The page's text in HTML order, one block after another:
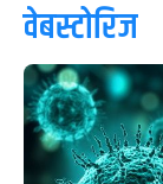
वेबस्टोरिज